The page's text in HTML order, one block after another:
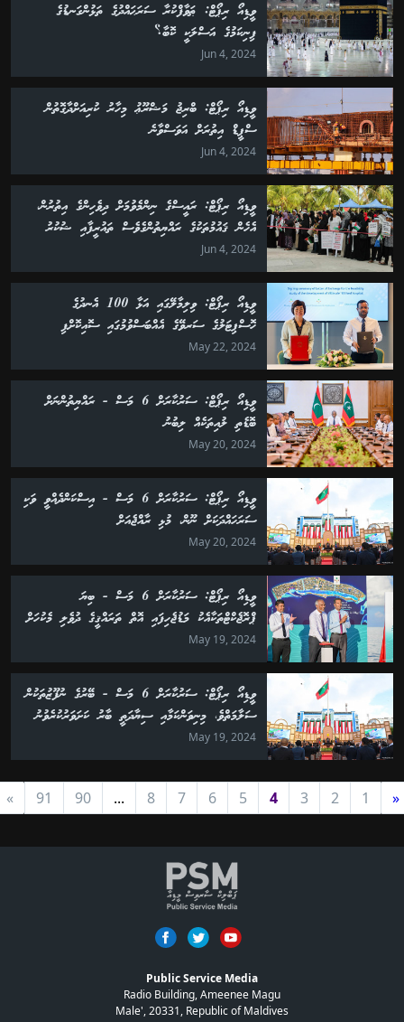
ވީޑިއޯ ރިޕޯޓް: ޠަވާފްކުރާ ސަރަޙައްދުގެ ތަޅުންގަނޑުގެ
ފިނިކަމުގެ އަސްލަކީ ކޮބާ؟
Jun 4, 2024
ވީޑިއޯ ރިޕޯޓް: ބްރިޖު މަޝްރޫޢު މިހާރު ކުރިއަށްދާގޮތުން
ސްޕީޑް އިތުރަށް އަވަސްވާނެ
Jun 4, 2024
ވީޑިއޯ ރިޕޯޓް: ރައީސްގެ ނިންމެވުމަށް ދިވެހިންގެ އިތުރުން،
އެހެން ޤައުމުތަކުގެ ރައްޔިތުންގެވެސް ތައުރީފާއި ޝުކުރު
Jun 4, 2024
ވީޑިއޯ ރިޕޯޓް: ވިލިމާލޭގައި އަޅާ 100 އެނދުގެ
ހޮސްޕިޓަލުގެ ސަރވޭގެ އެއްބަސްވުމުގައި ސޮއިކޮށްފި
May 22, 2024
ވީޑިއޯ ރިޕޯޓް: ސަރުކާރަށް 6 މަސް - ރައްޔިތުންނަށް
ބޮޑެތި ލުއިތަކެއް ލިބުނު
May 20, 2024
ވީޑިއޯ ރިޕޯޓް: ސަރުކާރަށް 6 މަސް - އިސްކަންދެއްވީ ވަކި
ސަރަހައްދަކަށް ނޫން، މުޅި ރާއްޖެއަށް
May 20, 2024
ވީޑިއޯ ރިޕޯޓް: ސަރުކާރަށް 6 މަސް - ބިޔަ
ޕްރޮޖެކްޓްތަކާއެކު މަޑުޖެހިފައި އޮތް ތަރައްޤީގެ ދުވެލި މެކުހަށް
May 19, 2024
ވީޑިއޯ ރިޕޯޓް: ސަރުކާރަށް 6 މަސް - ބޭރުގެ ނުފޫޒުތަކުން
ސަލާމަތްވެ، މިނިވަންކަމާއި ސިޔާދަތީ ބާރު ކަށަވަރުކުރެވުނު
May 19, 2024
«
1
2
3
4
5
6
7
8
...
90
91
»
Public Service Media
Radio Building, Ameenee Magu
Male', 20331, Republic of Maldives